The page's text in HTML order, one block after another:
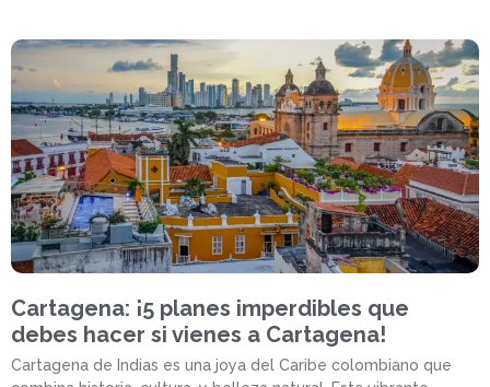
Cartagena: ¡5 planes imperdibles que
debes hacer si vienes a Cartagena!
Cartagena de Indias es una joya del Caribe colombiano que